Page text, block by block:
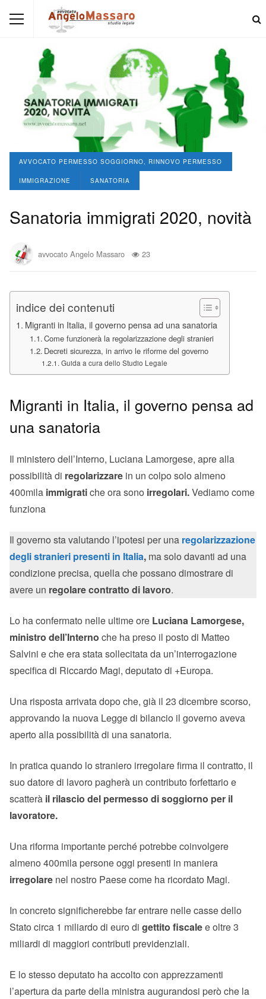
AVVOCATO PERMESSO SOGGIORNO, RINNOVO PERMESSO
IMMIGRAZIONE SANATORIA
Sanatoria immigrati 2020, novità
avvocato Angelo Massaro 23
indice dei contenuti
Migranti in Italia, il governo pensa ad una sanatoria
Come funzionerà la regolarizzazione degli stranieri
Decreti sicurezza, in arrivo le riforme del governo
Guida a cura dello Studio Legale
Migranti in Italia, il governo pensa ad
una sanatoria
Il ministero dell’Interno, Luciana Lamorgese, apre alla
possibilità di regolarizzare in un colpo solo almeno
400mila immigratiche ora sono irregolari.Vediamo come
funziona
Il governo sta valutando l’ipotesi per una regolarizzazione
degli stranieri presenti in Italia, ma solo davanti ad una
condizione precisa, quella che possano dimostrare di
avere un regolare contratto di lavoro.
Lo ha confermato nelle ultime ore Luciana Lamorgese,
ministro dell’Interno che ha preso il posto di Matteo
Salvini e che era stata sollecitata da un’interrogazione
specifica di Riccardo Magi, deputato di +Europa.
Una risposta arrivata dopo che, già il 23 dicembre scorso,
approvando la nuova Legge di bilancio il governo aveva
aperto alla possibilità di una sanatoria.
In pratica quando lo straniero irregolare firma il contratto, il
suo datore di lavoro pagherà un contributo forfettario e
scatterà il rilascio del permesso di soggiorno per il
lavoratore.
Una riforma importante perché potrebbe coinvolgere
almeno 400mila persone oggi presenti in maniera
irregolare nel nostro Paese come ha ricordato Magi.
In concreto significherebbe far entrare nelle casse dello
Stato circa 1 miliardo di euro di gettito fiscalee oltre 3
miliardi di maggiori contributi previdenziali.
E lo stesso deputato ha accolto con apprezzamenti
l’apertura da parte della ministra augurandosi però che la